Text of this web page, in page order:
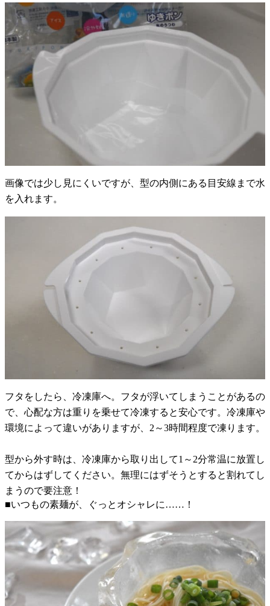
画像では少し見にくいですが、型の内側にある目安線まで水
を入れます。
フタをしたら、冷凍庫へ。フタが浮いてしまうことがあるの
で、心配な方は重りを乗せて冷凍すると安心です。冷凍庫や
環境によって違いがありますが、2～3時間程度で凍ります。
型から外す時は、冷凍庫から取り出して1～2分常温に放置し
てからはずしてください。無理にはずそうとすると割れてし
まうので要注意！
■いつもの素麺が、ぐっとオシャレに……！